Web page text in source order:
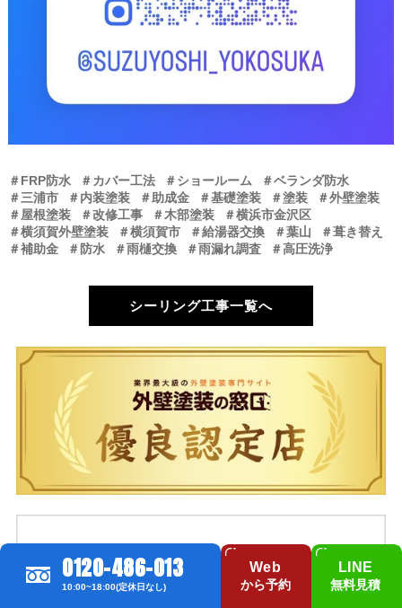
＃FRP防水 ＃カバー工法 ＃ショールーム
＃ベランダ防水
＃三浦市
＃内装塗装 ＃助成金 ＃基礎塗装 ＃塗装
＃外壁塗装
＃屋根塗装
＃改修工事 ＃木部塗装
＃横浜市金沢区
＃横須賀外壁塗装
＃横須賀市 ＃給湯器交換 ＃葉山
＃葺き替え
＃補助金
＃防水 ＃雨樋交換 ＃雨漏れ調査 ＃高圧洗浄
シーリング工事一覧へ
0120-486-013
10:00~18:00(定休日なし)
Web
から予約
LINE
無料見積